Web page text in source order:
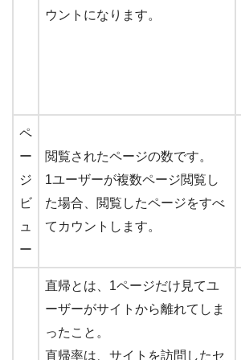
ウントになります。
ペ
ー
ジ
ビ
ュ
ー
閲覧されたページの数です。
1ユーザーが複数ページ閲覧し
た場合、閲覧したページをすべ
てカウントします。
直帰とは、1ページだけ見てユ
ーザーがサイトから離れてしま
ったこと。
直帰率は、サイトを訪問したセ